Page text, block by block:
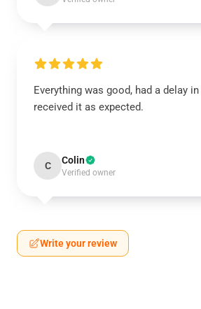
Everything was good, had a delay
received it as expected.
C Colin
Verified owner
Write your review